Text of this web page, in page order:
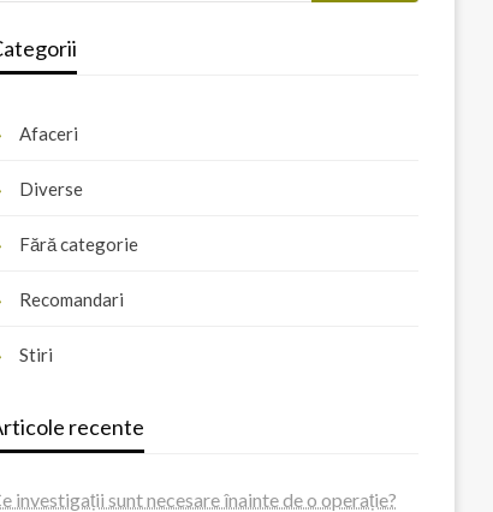
Afaceri
Diverse
Fără categorie
Recomandari
Stiri
recente
investigații sunt necesare înainte de o operație?